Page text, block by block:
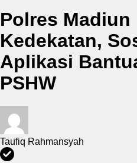
Polres
Kedekatan,
Aplikasi
PSHW
Taufiq Rahmansyah